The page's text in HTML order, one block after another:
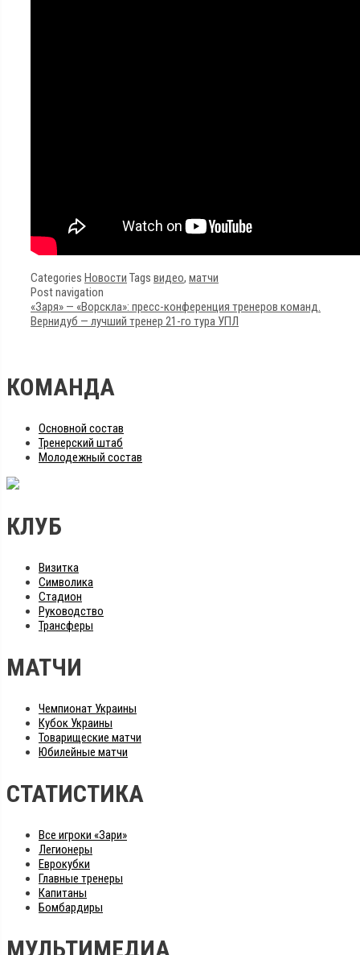
Categories Новости Tags видео, матчи
Post navigation
«Заря» — «Ворскла»: пресс-конференция тренеров команд.
Вернидуб — лучший тренер 21-го тура УПЛ
КОМАНДА
Основной состав
Тренерский штаб
Молодежный состав
КЛУБ
Визитка
Символика
Стадион
Руководство
Трансферы
МАТЧИ
Чемпионат Украины
Кубок Украины
Товарищеские матчи
Юбилейные матчи
СТАТИСТИКА
Все игроки «Зари»
Легионеры
Еврокубки
Главные тренеры
Капитаны
Бомбардиры
МУЛЬТИМЕДИА